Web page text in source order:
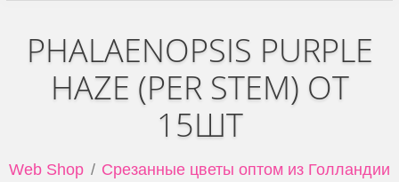
PHALAENOPSIS PURPLE
HAZE (PER STEM) ОТ
15ШТ
Web Shop
Срезанные цветы оптом из Голландии